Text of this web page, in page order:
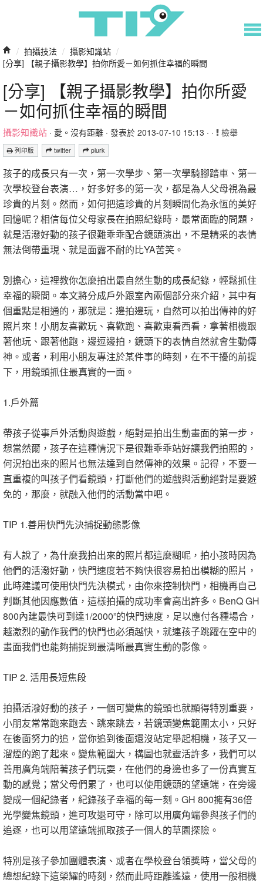
/ 拍攝技法 / 攝影知識站 /
[分享] 【親子攝影教學】拍你所愛－如何抓住幸福的瞬間
[分享] 【親子攝影教學】拍你所愛
－如何抓住幸福的瞬間
攝影知識站 · 愛。沒有距離 · 發表於 2013-07-10 15:13 · · 檢舉
列印版 twitter plurk
孩子的成長只有一次，第一次學步、第一次學騎腳踏車、第一
次學校登台表演…，好多好多的第一次，都是為人父母視為最
珍貴的片刻。然而，如何把這珍貴的片刻瞬間化為永恆的美好
回憶呢？相信每位父母家長在拍照紀錄時，最常面臨的問題，
就是活潑好動的孩子很難乖乖配合鏡頭演出，不是精采的表情
無法倒帶重現、就是面露不耐的比YA苦笑。
別擔心，這裡教你怎麼拍出最自然生動的成長紀錄，輕鬆抓住
幸福的瞬間。本文將分成戶外跟室內兩個部分來介紹，其中有
個重點是相通的，那就是：邊拍邊玩，自然可以拍出傳神的好
照片來！小朋友喜歡玩、喜歡跑、喜歡東看西看，拿著相機跟
著他玩、跟著他跑，邊逗邊拍，鏡頭下的表情自然就會生動傳
神。或者，利用小朋友專注於某件事的時刻，在不干擾的前提
下，用鏡頭抓住最真實的一面。
1.戶外篇
帶孩子從事戶外活動與遊戲，絕對是拍出生動畫面的第一步，
想當然爾，孩子在這種情況下是很難乖乖站好讓我們拍照的，
何況拍出來的照片也無法達到自然傳神的效果。記得，不要一
直重複的叫孩子們看鏡頭，打斷他們的遊戲與活動絕對是要避
免的，那麼，就融入他們的活動當中吧。
TIP 1.善用快門先決捕捉動態影像
有人說了，為什麼我拍出來的照片都這麼糊呢，拍小孩時因為
他們的活潑好動，快門速度若不夠快很容易拍出模糊的照片，
此時建議可使用快門先決模式，由你來控制快門，相機再自己
判斷其他因應數值，這樣拍攝的成功率會高出許多。BenQ GH
800內建最快可到達1/2000”的快門速度，足以應付各種場合，
越激烈的動作我們的快門也必須越快，就連孩子跳躍在空中的
畫面我們也能夠捕捉到最清晰最真實生動的影像。
TIP 2. 活用長短焦段
拍攝活潑好動的孩子，一個可變焦的鏡頭也就顯得特別重要，
小朋友常常跑來跑去、跳來跳去，若鏡頭變焦範圍太小，只好
在後面努力的追，當你追到後面還沒站定舉起相機，孩子又一
溜煙的跑了起來。變焦範圍大，構圖也就靈活許多，我們可以
善用廣角端陪著孩子們玩耍，在他們的身邊也多了一份真實互
動的感覺；當父母們累了，也可以使用鏡頭的望遠端，在旁邊
變成一個紀錄者，紀錄孩子幸福的每一刻。GH 800擁有36倍
光學變焦鏡頭，進可攻退可守，除可以用廣角端參與孩子們的
追逐，也可以用望遠端抓取孩子一個人的草園探險。
特別是孩子參加團體表演、或者在學校登台領獎時，當父母的
總想紀錄下這榮耀的時刻，然而此時距離遙遠，使用一般相機